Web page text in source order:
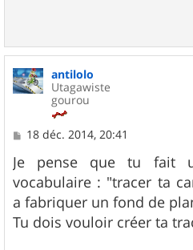
antilolo
Utagawiste
gourou
M
s
s
a
g
e
18 déc. 2014, 20:41
Je pense que tu fait
vocabulaire : "tracer ta
a fabriquer un fond de
Tu dois vouloir créer ta